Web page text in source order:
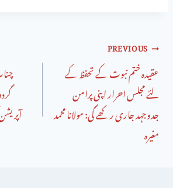
PREVIOUS
عقیدہ ختم نبوت کے تحفظ کے
لئے مجلس احرار اپنی پرامن
جدوجہد جاری رکھے گی: مولانا محمد
مغیرہ